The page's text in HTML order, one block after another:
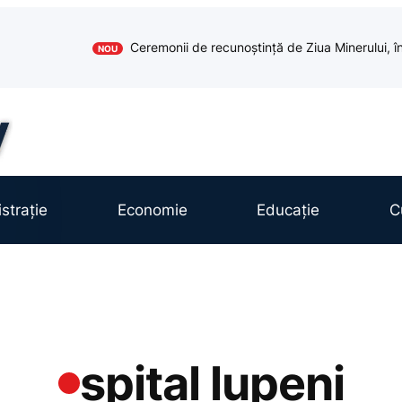
NOU Ceremonii de recunoștință de Ziua Minerului,
Economie Educație
spital lupeni